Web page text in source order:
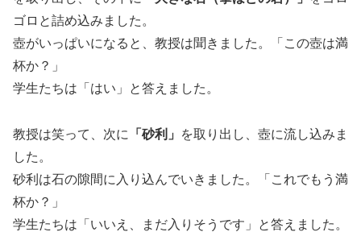
ゴロと詰め込みました。
壺がいっぱいになると、教授は聞きました。「この壺は満
杯か？」
学生たちは「はい」と答えました。
教授は笑って、次に 「砂利」
を取り出し、壺に流し込みま
した。
砂利は石の隙間に入り込んでいきました。「これでもう満
杯か？」
学生たちは「いいえ、まだ入りそうです」と答えました。